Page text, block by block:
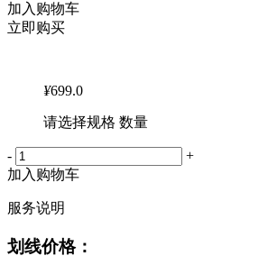
加入购物车
立即购买
¥699.0
请选择规格 数量
-
+
加入购物车
服务说明
划线价格：